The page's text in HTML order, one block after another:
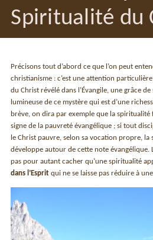
Spiritualité du
Précisons tout d’abord ce que l’on peut
christianisme : c’est une attention
du Christ révélé dans l’Évangile, une grâce
lumineuse de ce mystère qui est d’une
brève, on dira par exemple que la spiritualité
signe de la pauvreté évangélique ; si tout
le Christ pauvre, selon sa vocation propre,
développe autour de cette note évangélique.
pas pour autant cacher qu’une spiritualité
dans l’Esprit qui ne se laisse pas réduire à